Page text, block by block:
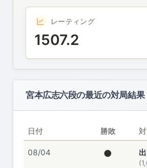
レーティング
1507.2
宮本広志六段の最近の対局結果
日付 勝敗
08/04 ●